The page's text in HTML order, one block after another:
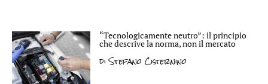
“Tecnologicamente neutro”: il principio
che descrive la norma, non il mercato
diStefano Cisternino